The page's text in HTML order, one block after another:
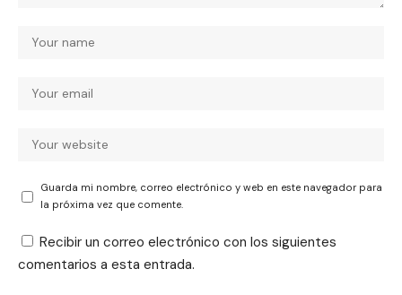
Guarda mi nombre, correo electrónico y web en este navegador para
la próxima vez que comente.
Recibir un correo electrónico con los siguientes
comentarios a esta entrada.